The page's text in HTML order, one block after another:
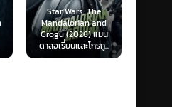
The Last of Us
Season 1-2 (2025)
เดอะ ลาสต์ ออฟ อัส